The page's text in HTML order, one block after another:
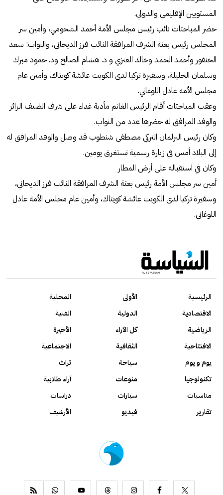
المستويين الإقليمي والدولي.
حضر المباحثات نائب رئيس مجلس الأمة أحمد الشحومي، وأمين سر
المجلس رئيس بعثة الشرف المرافقة النائب فرز الديحاني، والنواب: سعد
الخنفور وأحمد الحمد وخالد العنزي و د. هشام الصالح ود. حمود مبرك
وسلمان الحليلة، وسفيرة تركيا لدى الكويت عائشة كويتاك، وأمين عام
مجلس الأمة عادل اللوغاني.
وعقب المباحثات أقام الرئيس الغانم مأدبة غداء على شرف الضيف الزائر
والوفد المرافق له حضرها عدد من النواب.
وكان رئيس البرلمان التركي مصطفى شنطوب قد وصل والوفد المرافق له
إلى البلاد أمس في زيارة رسمية تستغرق يومين.
وكان في استقباله على أرض المطار
أمين سر مجلس الأمة رئيس بعثة الشرف المرافقة النائب فرز الديحاني،
وسفيرة تركيا لدى الكويت عائشة كويتاك، وأمين عام مجلس الأمة عادل
اللوغاني.
الرئيسية الأولى
المحلية
الاقتصادية
الدولية
الفنية
الرياضية
كل الآراء
الأخيرة
الافتتاحية
الثقافية
الاجتماعية
يوم و يوم
سياحة
تراث
تكنولوجيا
منوعات
آراء طلابية
مناسبات
سيارات
دراسات
تقارير
فيديو الأرشيف